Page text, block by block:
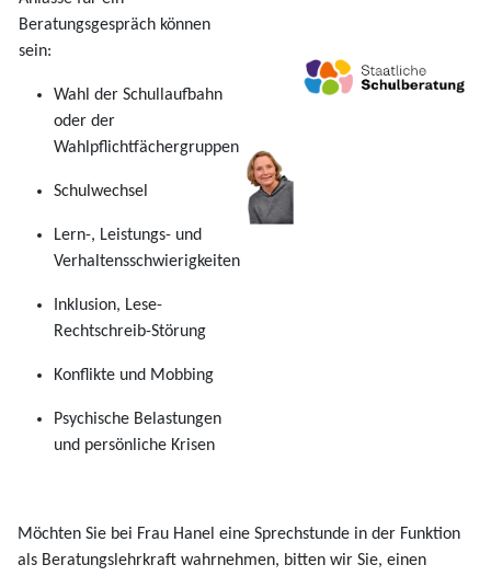
Beratungsgespräch können
sein:
Wahl der Schullaufbahn
oder der
Wahlpflichtfächergruppen
Schulwechsel
Lern-, Leistungs- und
Verhaltensschwierigkeiten
Inklusion, Lese-
Rechtschreib-Störung
Konflikte und Mobbing
Psychische Belastungen
und persönliche Krisen
Möchten Sie bei Frau Hanel eine Sprechstunde in der Funktion
als Beratungslehrkraft wahrnehmen, bitten wir Sie, einen